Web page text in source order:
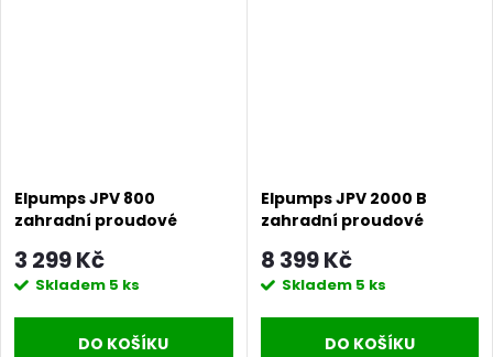
Elpumps JPV 800
zahradní proudové
3 299 Kč
Skladem 5 ks
DO KOŠÍKU
Elpumps JPV 2000 B
zahradní proudové
8 399 Kč
Skladem 5 ks
DO KOŠÍKU